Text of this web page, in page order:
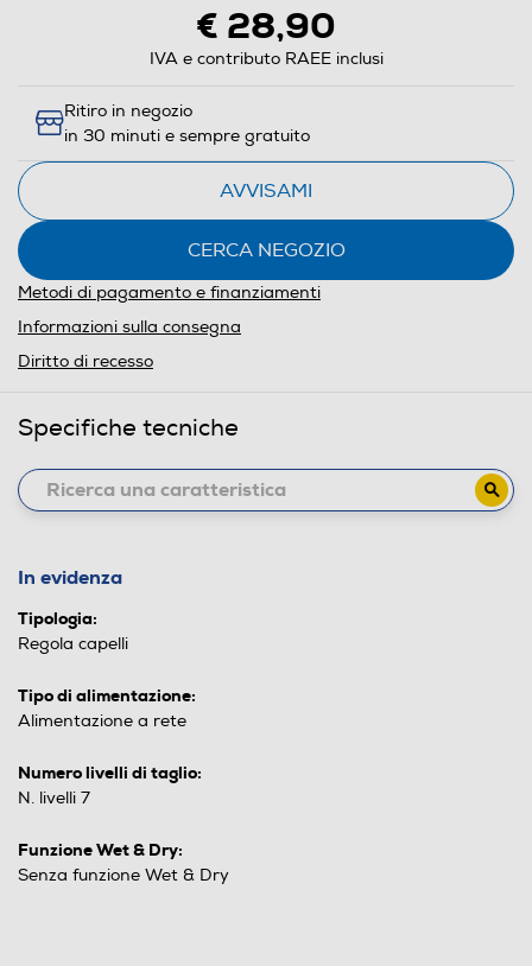
€ 28,90
IVA e contributo RAEE inclusi
Ritiro in negozio
in 30 minuti e sempre gratuito
AVVISAMI
CERCA NEGOZIO
Metodi di pagamento e finanziamenti
Informazioni sulla consegna
Diritto di recesso
Specifiche tecniche
In evidenza
Tipologia:
Regola capelli
Tipo di alimentazione:
Alimentazione a rete
Numero livelli di taglio:
N. livelli 7
Funzione Wet & Dry:
Senza funzione Wet & Dry